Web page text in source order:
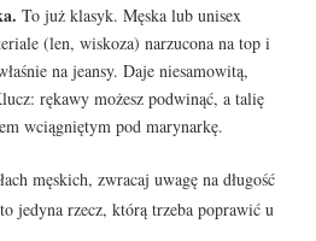
To już klasyk. Męska lub unisex
(len, wiskoza) narzucona na top i
na jeansy. Daje niesamowitą,
rękawy możesz podwinąć, a talię
wciągniętym pod marynarkę.
męskich, zwracaj uwagę na długość
jedyna rzecz, którą trzeba poprawić u